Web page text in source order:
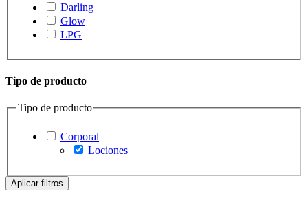
Darling
Glow
LPG
Tipo de producto
Tipo de producto
Corporal
Lociones
Aplicar filtros